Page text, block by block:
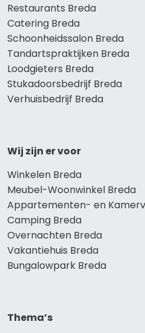
Restaurants Breda
Catering Breda
Schoonheidssalon Breda
Tandartspraktijken Breda
Loodgieters Breda
Stukadoorsbedrijf Breda
Verhuisbedrijf Breda
Wij zijn er voor
Winkelen Breda
Meubel-Woonwinkel Breda
Appartementen- en
Camping Breda
Overnachten Breda
Vakantiehuis Breda
Bungalowpark Breda
Thema’s